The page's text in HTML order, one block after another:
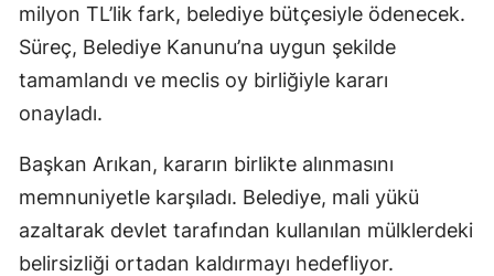
milyon TL’lik fark, belediye bütçesiyle ödenecek.
Süreç, Belediye Kanunu’na uygun şekilde
tamamlandı ve meclis oy birliğiyle kararı
onayladı.
Başkan Arıkan, kararın birlikte alınmasını
memnuniyetle karşıladı. Belediye, mali yükü
azaltarak devlet tarafından kullanılan mülklerdeki
belirsizliği ortadan kaldırmayı hedefliyor.